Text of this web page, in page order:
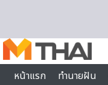
หน้าแรก
ทำนายฝัน